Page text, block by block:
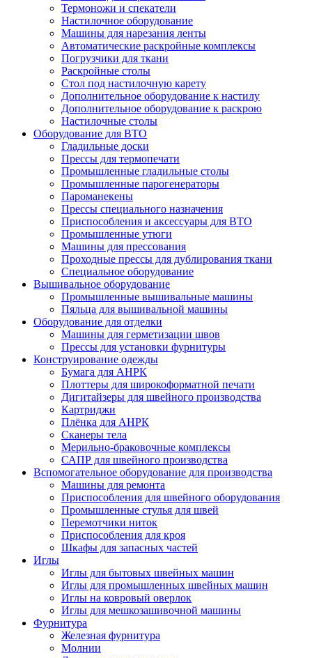
Термоножи и спекатели
Настилочное оборудование
Машины для нарезания ленты
Автоматические раскройные комплексы
Погрузчики для ткани
Раскройные столы
Стол под настилочную карету
Дополнительное оборудование к настилу
Дополнительное оборудование к раскрою
Настилочные столы
Оборудование для ВТО
Гладильные доски
Прессы для термопечати
Промышленные гладильные столы
Промышленные парогенераторы
Пароманекены
Прессы специального назначения
Приспособления и аксессуары для ВТО
Промышленные утюги
Машины для прессования
Проходные прессы для дублирования ткани
Специальное оборудование
Вышивальное оборудование
Промышленные вышивальные машины
Пяльца для вышивальной машины
Оборудование для отделки
Машины для герметизации швов
Прессы для установки фурнитуры
Конструирование одежды
Бумага для АНРК
Плоттеры для широкоформатной печати
Дигитайзеры для швейного производства
Картриджи
Плёнка для АНРК
Сканеры тела
Мерильно-браковочные комплексы
САПР для швейного производства
Вспомогательное оборудование для производства
Машины для ремонта
Приспособления для швейного оборудования
Промышленные стулья для швей
Перемотчики ниток
Приспособления для кроя
Шкафы для запасных частей
Иглы
Иглы для бытовых швейных машин
Иглы для промышленных швейных машин
Иглы на ковровый оверлок
Иглы для мешкозашивочной машины
Фурнитура
Железная фурнитура
Молнии